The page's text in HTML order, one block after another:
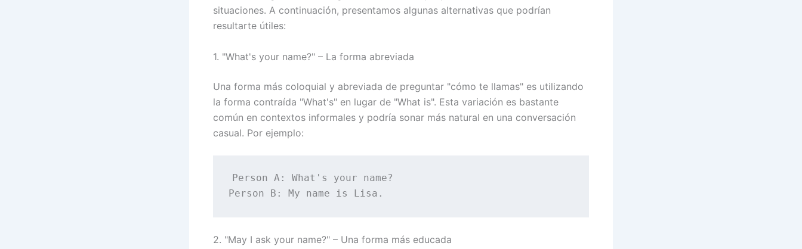
situaciones. A continuación, presentamos algunas alternativas que podrían
resultarte útiles:
1. "What's your name?" – La forma abreviada
Una forma más coloquial y abreviada de preguntar "cómo te llamas" es utilizando
la forma contraída "What's" en lugar de "What is". Esta variación es bastante
común en contextos informales y podría sonar más natural en una conversación
casual. Por ejemplo:
Person A: What's your name?
2. "May I ask your name?" – Una forma más educada